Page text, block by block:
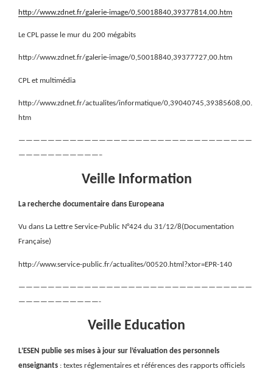
http://www.zdnet.fr/galerie-image/0,50018840,39377814,00.htm
Le CPL passe le mur du 200 mégabits
http://www.zdnet.fr/galerie-image/0,50018840,39377727,00.htm
CPL et multimédia
http://www.zdnet.fr/actualites/informatique/0,39040745,39385608,00.
htm
————————————————————————————————
———————————–
Veille Information
La recherche documentaire dans Europeana
Vu dans La Lettre Service-Public N°424 du 31/12/8(Documentation
Française)
http://www.service-public.fr/actualites/00520.html?xtor=EPR-140
————————————————————————————————
———————————-
Veille Education
L’ESEN publie ses mises à jour sur l’évaluation des personnels
enseignants : textes réglementaires et références des rapports officiels